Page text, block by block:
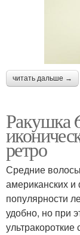
читать дальше →
Ракушка
ретро
Средние
американских и
популярности
удобно, но при
ультракороткие